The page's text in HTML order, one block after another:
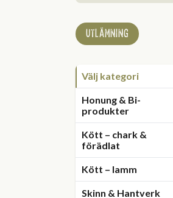
UTLÄMNING
Välj kategori
Honung & Bi-
produkter
Kött – chark &
förädlat
Kött – lamm
Skinn & Hantverk